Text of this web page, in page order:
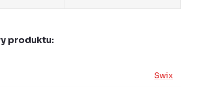
produktu:
Swix